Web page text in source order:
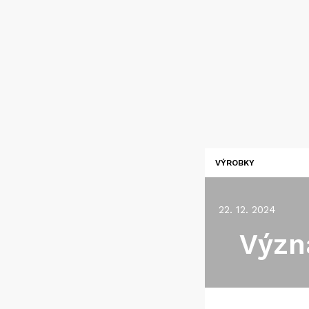
VÝROBKY
22. 12. 2024